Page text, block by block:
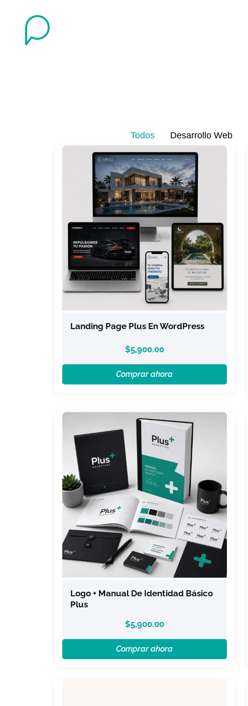
Desarrollo Web
Todos
Landing Page Plus En WordPress
$5,900.00
Comprar ahora
Logo + Manual De Identidad Básico
Plus
$5,900.00
Comprar ahora